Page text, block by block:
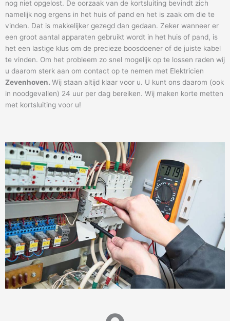
nog niet opgelost. De oorzaak van de kortsluiting bevindt zich
namelijk nog ergens in het huis of pand en het is zaak om die te
vinden. Dat is makkelijker gezegd dan gedaan. Zeker wanneer er
een groot aantal apparaten gebruikt wordt in het huis of pand, is
het een lastige klus om de precieze boosdoener of de juiste kabel
te vinden. Om het probleem zo snel mogelijk op te lossen raden wij
u daarom sterk aan om contact op te nemen met Elektricien
Zevenhoven. Wij staan altijd klaar voor u. U kunt ons daarom (ook
in noodgevallen) 24 uur per dag bereiken. Wij maken korte metten
met kortsluiting voor u!